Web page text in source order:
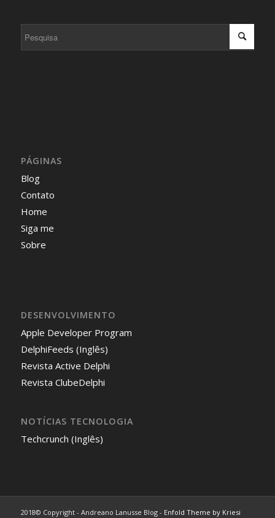
PÁGINAS
Blog
Contato
Home
Siga me
Sobre
DESENVOLVIMENTO
Apple Developer Program
DelphiFeeds (Inglês)
Revista Active Delphi
Revista ClubeDelphi
NOTÍCIAS TECNOLOGIA
Techcrunch (Inglês)
2018© Copyright - Andreano Lanusse Blog - Enfold Theme by Kriesi